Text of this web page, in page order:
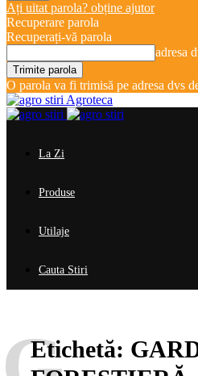
Ați uitat parola? obține ajutor
Recuperare parola
Recuperați-vă parola
adresa
O parola va fi trimisă pe adresa dvs
Agroteca
La Zi
Produse
Utilaje
Cauta Stiri
Etichetă: